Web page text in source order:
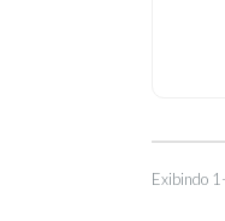
Exibindo